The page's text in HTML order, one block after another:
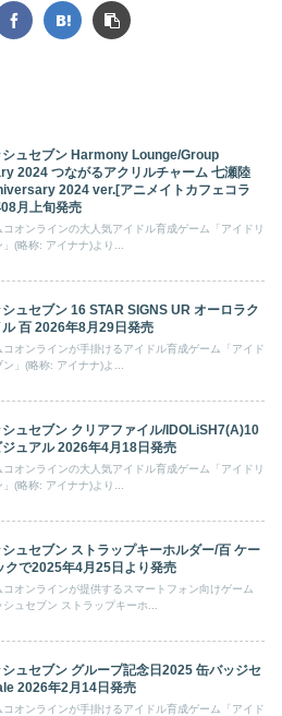
シュセブン Harmony Lounge/Group
2024 つながるアクリルチャーム 七瀬陸
2024 ver.[アニメイトカフェコラ
月上旬発売
コオンラインの大人気アイドル育成ゲーム「アイドリ
(略称: アイナナ)より...
ュセブン 16 STAR SIGNS UR オーロラク
ル 百 2026年8月29日発売
コオンラインが手掛けるアイドル育成ゲーム「アイド
」(略称: アイナナ)よ...
シュセブン クリアファイル/IDOLiSH7(A)10
ジュアル 2026年4月18日発売
コオンラインの大人気アイドル育成ゲーム「アイドリ
(略称: アイナナ)より...
ュセブン ストラップキーホルダー/百 ケー
クで2025年4月25日より発売
コオンラインが提供するスマートフォン向けゲーム
シュセブン ストラップキーホ...
ュセブン グループ記念日2025 缶バッジセ
2026年2月14日発売
コオンラインが手掛けるアイドル育成ゲーム「アイド